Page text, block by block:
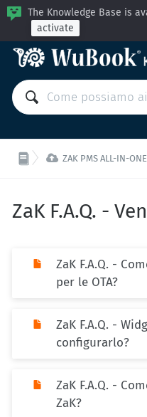
The Knowledge Base is
activate
 ZAK PMS ALL-IN-ONE: Gestisci la tua struttura da
ZaK F.A.Q. -
ZaK F.A.Q. -
per le OTA?
ZaK F.A.Q. -
configurarlo?
ZaK F.A.Q. -
ZaK?